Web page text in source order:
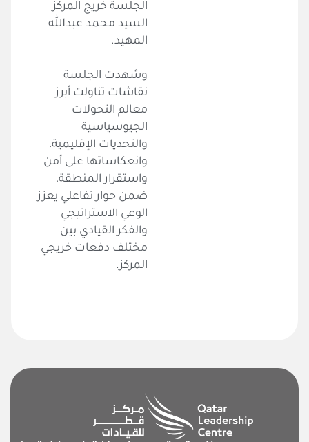
الجلسة خريج المركز
السيد محمد عبدالله
المهيد.
وشهدت الجلسة
نقاشات تناولت أبرز
معالم التحولات
الجيوسياسية
والتحديات الإقليمية،
وانعكاساتها على أمن
واستقرار المنطقة،
ضمن حوار تفاعلي يعزز
الوعي الاستراتيجي
والفكر القيادي بين
مختلف دفعات خريجي
المركز.